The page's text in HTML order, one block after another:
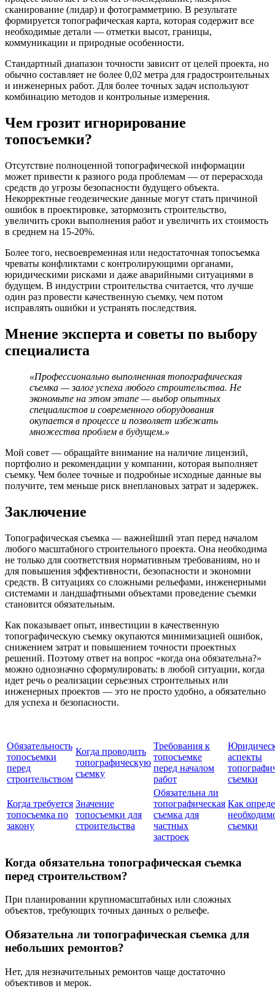
сканирование (лидар) и фотограмметрию. В результате
формируется топографическая карта, которая содержит все
необходимые детали — отметки высот, границы,
коммуникации и природные особенности.
Стандартный диапазон точности зависит от целей проекта, но
обычно составляет не более 0,02 метра для градостроительных
и инженерных работ. Для более точных задач используют
комбинацию методов и контрольные измерения.
Чем грозит игнорирование
топосъемки?
Отсутствие полноценной топографической информации
может привести к разного рода проблемам — от перерасхода
средств до угрозы безопасности будущего объекта.
Некорректные геодезические данные могут стать причиной
ошибок в проектировке, затормозить строительство,
увеличить сроки выполнения работ и увеличить их стоимость
в среднем на 15-20%.
Более того, несвоевременная или недостаточная топосъемка
чреваты конфликтами с контролирующими органами,
юридическими рисками и даже аварийными ситуациями в
будущем. В индустрии строительства считается, что лучше
один раз провести качественную съемку, чем потом
исправлять ошибки и устранять последствия.
Мнение эксперта и советы по выбору
специалиста
«Профессионально выполненная топографическая
съемка — залог успеха любого строительства. Не
экономьте на этом этапе — выбор опытных
специалистов и современного оборудования
окупается в процессе и позволяет избежать
множества проблем в будущем.»
Мой совет — обращайте внимание на наличие лицензий,
портфолио и рекомендации у компании, которая выполняет
съемку. Чем более точные и подробные исходные данные вы
получите, тем меньше риск внеплановых затрат и задержек.
Заключение
Топографическая съемка — важнейший этап перед началом
любого масштабного строительного проекта. Она необходима
не только для соответствия нормативным требованиям, но и
для повышения эффективности, безопасности и экономии
средств. В ситуациях со сложными рельефами, инженерными
системами и ландшафтными объектами проведение съемки
становится обязательным.
Как показывает опыт, инвестиции в качественную
топографическую съемку окупаются минимизацией ошибок,
снижением затрат и повышением точности проектных
решений. Поэтому ответ на вопрос «когда она обязательна?»
можно однозначно сформулировать: в любой ситуации, когда
идет речь о реализации серьезных строительных или
инженерных проектов — это не просто удобно, а обязательно
для успеха и безопасности.
Обязательность
топосъемки
перед
строительством
Когда проводить
топографическую
съемку
Требования к
топосъемке
перед началом
работ
аспекты
съемки
Когда требуется
топосъемка по
закону
Значение
топосъемки для
строительства
Обязательна ли
топографическая
съемка для
частных
застроек
Как
съемки
Когда обязательна топографическая съемка
перед строительством?
При планировании крупномасштабных или сложных
объектов, требующих точных данных о рельефе.
Обязательна ли топографическая съемка для
небольших ремонтов?
Нет, для незначительных ремонтов чаще достаточно
объективов и мерок.